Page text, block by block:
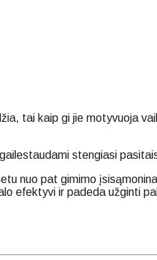
tai kaip gi jie motyvuoja
stengiasi
nuo pat gimimo
efektyvi ir padeda užginti